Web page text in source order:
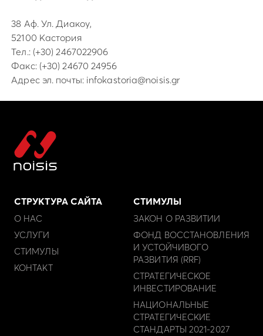
38 Аф. Ул. Диакоу,
52100 Кастория
Тел.: (+30) 2467022906
Факс: (+30) 24670 24956
Адрес эл. почты: infokastoria@noisis.gr
СТРУКТУРА САЙТА
О НАС
УСЛУГИ
СТИМУЛЫ
КОНТАКТ
СТИМУЛЫ
ЗАКОН О РАЗВИТИИ
ФОНД ВОССТАНОВЛЕНИЯ
И УСТОЙЧИВОГО
РАЗВИТИЯ (RRF)
СТРАТЕГИЧЕСКОЕ
ИНВЕСТИРОВАНИЕ
НАЦИОНАЛЬНЫЕ
СТРАТЕГИЧЕСКИЕ
СТАНДАРТЫ 2021-2027